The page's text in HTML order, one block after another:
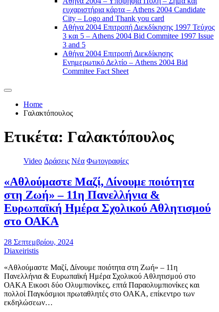
ευχαριστήρια κάρτα – Athens 2004 Candidate
City – Logo and Thank you card
Αθήνα 2004 Επιτροπή Διεκδίκησης 1997 Τεύχος
3 και 5 – Athens 2004 Bid Commitee 1997 Issue
3 and 5
Αθήνα 2004 Επιτροπή Διεκδίκησης
Ενημερωτικό Δελτίο – Athens 2004 Bid
Commitee Fact Sheet
Home
Γαλακτόπουλος
Ετικέτα: Γαλακτόπουλος
Video Δράσεις Νέα Φωτογραφίες
«Αθλούμαστε Μαζί, Δίνουμε ποιότητα
στη Ζωή» – 11η Πανελλήνια &
Ευρωπαϊκή Ημέρα Σχολικού Αθλητισμού
στο ΟΑΚΑ
28 Σεπτεμβρίου, 2024
Diaxeiristis
«Αθλούμαστε Μαζί, Δίνουμε ποιότητα στη Ζωή» – 11η
Πανελλήνια & Ευρωπαϊκή Ημέρα Σχολικού Αθλητισμού στο
ΟΑΚΑ Εικοσι δύο Ολυμπιονίκες, επτά Παραολυμπιονίκες και
πολλοί Παγκόσμιοι πρωταθλητές στο ΟΑΚΑ, επίκεντρο των
εκδηλώσεων…